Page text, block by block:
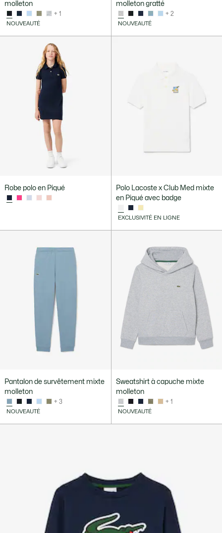
molleton
+ 1
NOUVEAUTÉ
molleton gratté
+ 2
NOUVEAUTÉ
Robe polo en Piqué
Polo Lacoste x Club Med mixte
en Piqué avec badge
EXCLUSIVITÉ EN LIGNE
Pantalon de survêtement mixte
molleton
+ 3
NOUVEAUTÉ
Sweatshirt à capuche mixte
molleton
+ 1
NOUVEAUTÉ